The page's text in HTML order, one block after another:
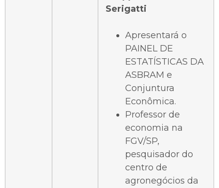
Serigatti
Apresentará o
PAINEL DE
ESTATÍSTICAS DA
ASBRAM e
Conjuntura
Econômica.
Professor de
economia na
FGV/SP,
pesquisador do
centro de
agronegócios da